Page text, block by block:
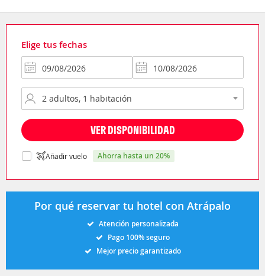
Elige tus fechas
VER DISPONIBILIDAD
Añadir vuelo ahorra hasta un 20%
Por qué reservar tu hotel con Atrápalo
Atención personalizada
Pago 100% seguro
Mejor precio garantizado